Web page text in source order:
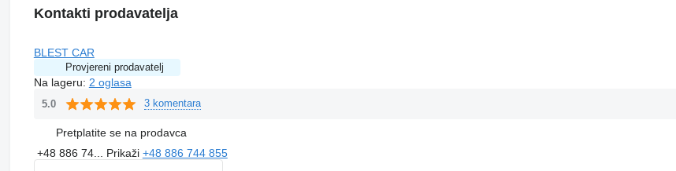
Kontakti prodavatelja
BLEST CAR
Provjereni prodavatelj
Na lageru: 2 oglasa
5.0 3 komentara
Pretplatite se na prodavca
+48 886 74... Prikaži +48 886 744 855